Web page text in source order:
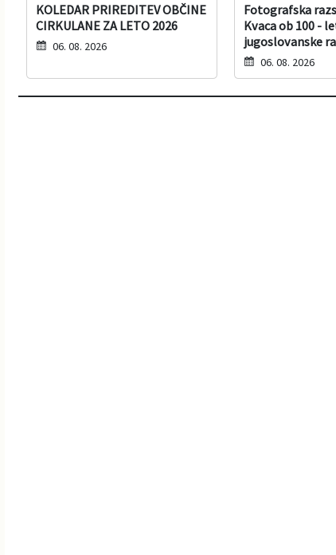
KOLEDAR PRIREDITEV OBČINE
CIRKULANE ZA LETO 2026
06. 08. 2026
Fotografska
Kvaca ob 100 -
jugoslovanske
06. 08. 2026